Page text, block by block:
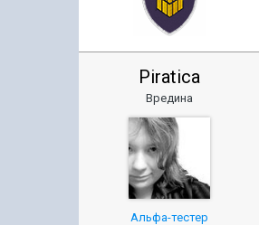
Piratica
Вредина
Альфа-тестер